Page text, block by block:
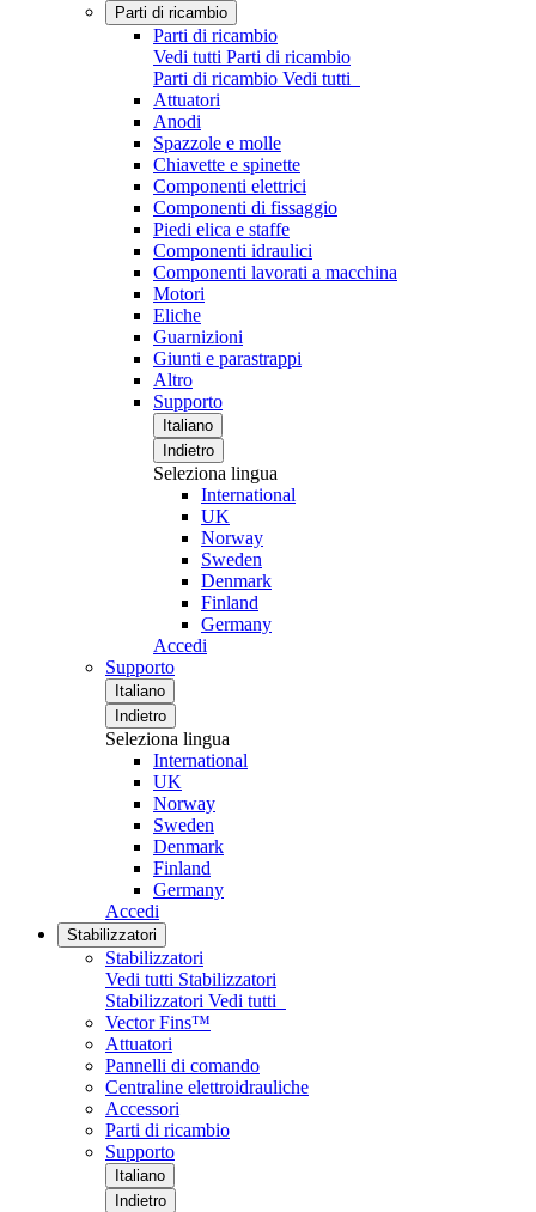
Parti di ricambio
Parti di ricambio
Vedi tutti Parti di ricambio
Parti di ricambio Vedi tutti
Attuatori
Anodi
Spazzole e molle
Chiavette e spinette
Componenti elettrici
Componenti di fissaggio
Piedi elica e staffe
Componenti idraulici
Componenti lavorati a macchina
Motori
Eliche
Guarnizioni
Giunti e parastrappi
Altro
Supporto
Italiano
Indietro
Seleziona lingua
International
UK
Norway
Sweden
Denmark
Finland
Germany
Accedi
Supporto
Italiano
Indietro
Seleziona lingua
International
UK
Norway
Sweden
Denmark
Finland
Germany
Accedi
Stabilizzatori
Stabilizzatori
Vedi tutti Stabilizzatori
Stabilizzatori Vedi tutti
Vector Fins™
Attuatori
Pannelli di comando
Centraline elettroidrauliche
Accessori
Parti di ricambio
Supporto
Italiano
Indietro